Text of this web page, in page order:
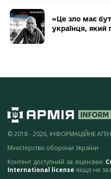
«Це зло має
українця, який
© 2018 - 2026, ІНФОРМАЦІЙНЕ
Міністерство оборони України
Контент доступний за ліцензією
International license якщо не